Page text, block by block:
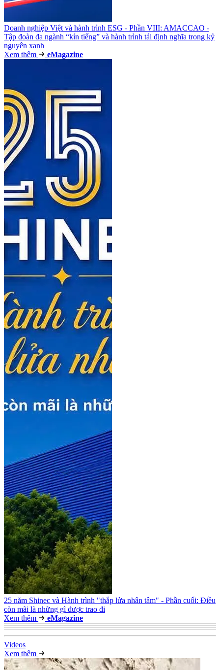
Doanh nghiệp Việt và hành trình ESG - Phần VIII: AMACCAO -
Tập đoàn đa ngành “kín tiếng” và hành trình tái định nghĩa trong kỷ
nguyên xanh
Xem thêm
eMagazine
25 năm Shinec và Hành trình "thắp lửa nhân tâm" - Phần cuối: Điều
còn mãi là những gì được trao đi
Xem thêm
eMagazine
Videos
Xem thêm